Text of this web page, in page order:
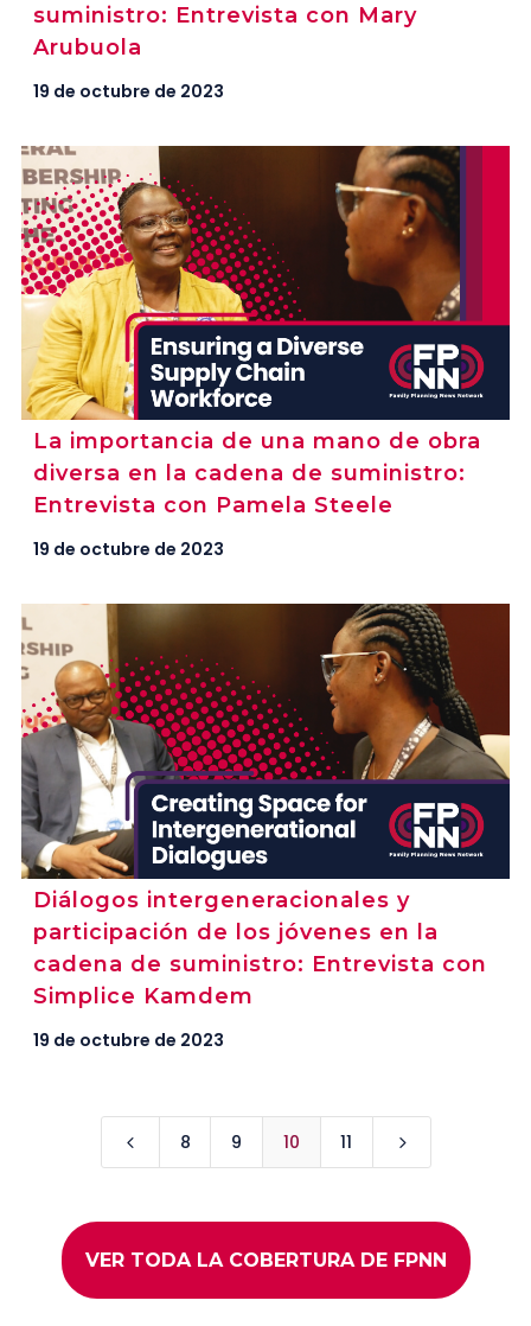
suministro: Entrevista con Mary
Arubuola
19 de octubre de 2023
La importancia de una mano de obra
diversa en la cadena de suministro:
Entrevista con Pamela Steele
19 de octubre de 2023
Diálogos intergeneracionales y
participación de los jóvenes en la
cadena de suministro: Entrevista con
Simplice Kamdem
19 de octubre de 2023
4 8 9 10 11 5
VER TODA LA COBERTURA DE FPNN